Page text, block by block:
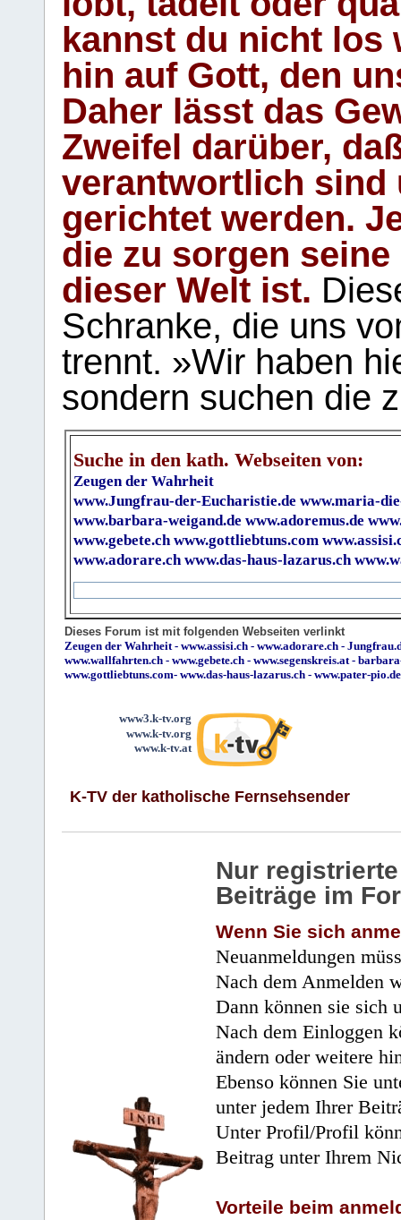
kannst du nicht los
hin auf Gott, den
Daher lässt das
Zweifel darüber,
verantwortlich sind
gerichtet werden.
die zu sorgen
dieser Welt ist.
Schranke, die uns
trennt. »Wir haben
sondern suchen die
Suche in den kath. Webseiten von:
Zeugen der Wahrheit
www.Jungfrau-der-Eucharistie.de www.maria-
www.barbara-weigand.de www.adoremus.de
www.gebete.ch www.gottliebtuns.com
www.adorare.ch www.das-haus-lazarus.ch
Dieses Forum ist mit folgenden Webseiten verlinkt
Zeugen der Wahrheit - www.assisi.ch - www.adorare.ch -
www.wallfahrten.ch - www.gebete.ch - www.segenskreis.at -
www.gottliebtuns.com- www.das-haus-lazarus.ch - www.pater-pio.de
www3.k-tv.org
www.k-tv.org
www.k-tv.at
K-TV der katholische Fernsehsender
Nur
Beiträge im
Wenn Sie sich
Neuanmeldungen
Nach dem Anmelden
Dann können sie sich
Nach dem Einloggen
ändern oder weitere
Ebenso können Sie
unter jedem Ihrer
Unter Profil/Profil
Beitrag unter Ihrem
Vorteile beim